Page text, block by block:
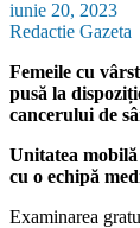
iunie 20, 2023
Redactie Gazeta
Femeile cu
pusă la
cancerului de
Unitatea mobilă
cu o echipă
Examinarea